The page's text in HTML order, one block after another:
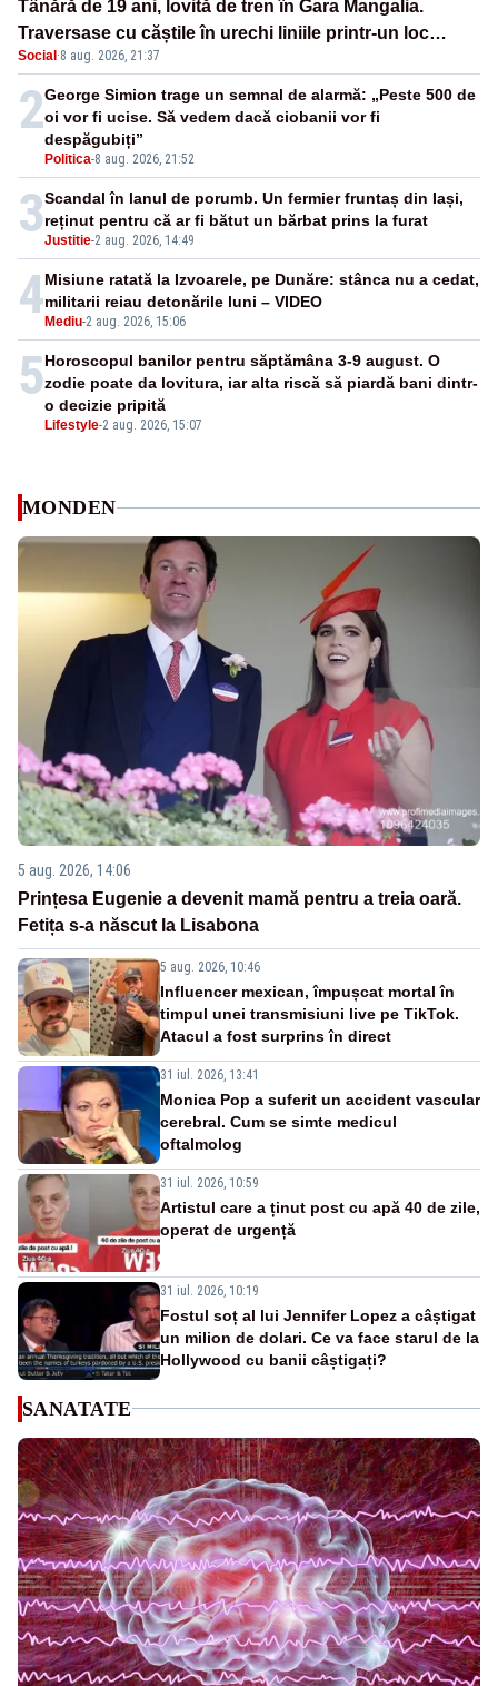
Tânără de 19 ani, lovită de tren în Gara Mangalia.
Traversase cu căștile în urechi liniile printr-un loc
nepermis
Social ·8 aug. 2026, 21:37
2
Politica-8 aug. 2026, 21:52
George Simion trage un semnal de alarmă: „Peste 500 de
oi vor fi ucise. Să vedem dacă ciobanii vor fi
despăgubiți”
3Justitie-2 aug. 2026, 14:49
Scandal în lanul de porumb. Un fermier fruntaș din Iași,
reținut pentru că ar fi bătut un bărbat prins la furat
4 Mediu-2 aug. 2026, 15:06
Misiune ratată la Izvoarele, pe Dunăre: stânca nu a cedat,
militarii reiau detonările luni – VIDEO
5
Lifestyle-2 aug. 2026, 15:07
Horoscopul banilor pentru săptămâna 3-9 august. O
zodie poate da lovitura, iar alta riscă să piardă bani dintr-
o decizie pripită
MONDEN
5 aug. 2026, 14:06
Prințesa Eugenie a devenit mamă pentru a treia oară.
Fetița s-a născut la Lisabona
5 aug. 2026, 10:46
Influencer mexican, împușcat mortal în
timpul unei transmisiuni live pe TikTok.
Atacul a fost surprins în direct
31 iul. 2026, 13:41
Monica Pop a suferit un accident vascular
cerebral. Cum se simte medicul
oftalmolog
31 iul. 2026, 10:59
Artistul care a ținut post cu apă 40 de zile,
operat de urgență
31 iul. 2026, 10:19
Fostul soț al lui Jennifer Lopez a câștigat
un milion de dolari. Ce va face starul de la
Hollywood cu banii câștigați?
SANATATE